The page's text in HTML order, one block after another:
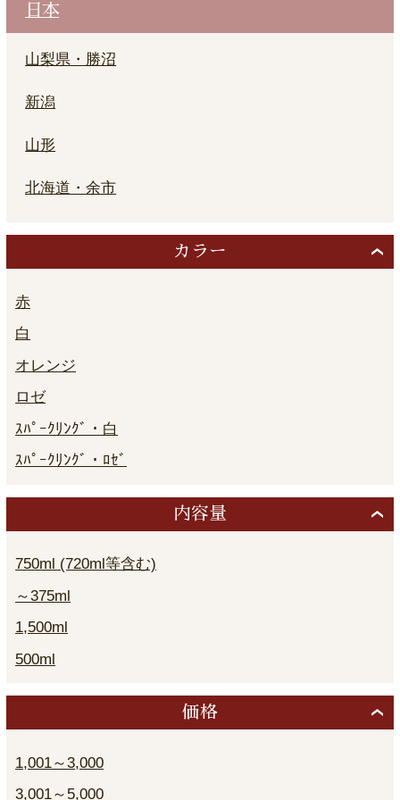
日本
山梨県・勝沼
新潟
山形
北海道・余市
カラー
赤
白
オレンジ
ロゼ
ｽﾊﾟｰｸﾘﾝｸﾞ・白
ｽﾊﾟｰｸﾘﾝｸﾞ・ﾛｾﾞ
内容量
750ml (720ml等含む)
～375ml
1,500ml
500ml
価格
1,001～3,000
3,001～5,000